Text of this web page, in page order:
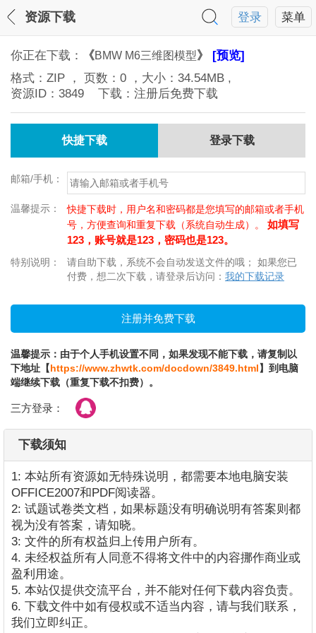
菜单
登录
资源下载
你正在下载： 《BMW M6三维图模型》 [预览]
格式： ZIP ， 页数： 0 ，大小： 34.54MB ,
资源ID： 3849 下载：注册后免费下载
快捷下载 登录下载
邮箱/手机：
温馨提示：
快捷下载时，用户名和密码都是您填写的邮箱或者手机
号，方便查询和重复下载（系统自动生成）。 如填写
123，账号就是123，密码也是123。
特别说明：
请自助下载，系统不会自动发送文件的哦； 如果您已
付费，想二次下载，请登录后访问： 我的下载记录
温馨提示：由于个人手机设置不同，如果发现不能下载，请复制以
下地址【https://www.zhwtk.com/docdown/3849.html】到电脑
端继续下载（重复下载不扣费）。
三方登录：
下载须知
1: 本站所有资源如无特殊说明，都需要本地电脑安装
OFFICE2007和PDF阅读器。
2: 试题试卷类文档，如果标题没有明确说明有答案则都
视为没有答案，请知晓。
3: 文件的所有权益归上传用户所有。
4. 未经权益所有人同意不得将文件中的内容挪作商业或
盈利用途。
5. 本站仅提供交流平台，并不能对任何下载内容负责。
6. 下载文件中如有侵权或不适当内容，请与我们联系，
我们立即纠正。